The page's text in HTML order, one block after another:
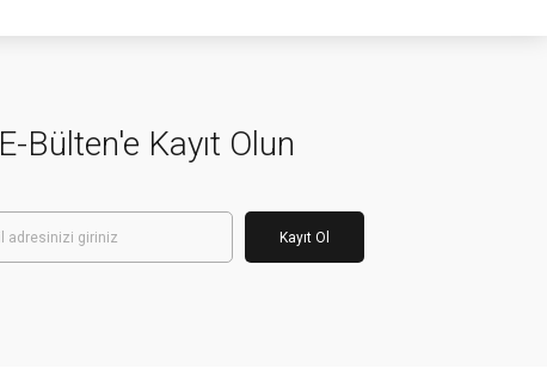
E-Bülten'e Kayıt Olun
Kayıt Ol